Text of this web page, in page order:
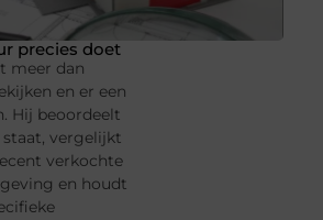
precies doet
meer dan
en er een
Hij beoordeelt
vergelijkt
verkochte
en houdt